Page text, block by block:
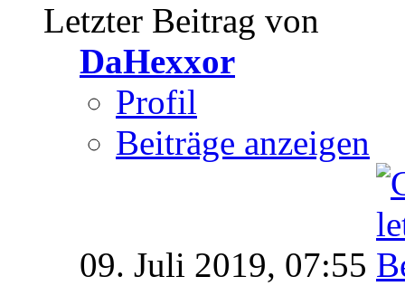
Letzter Beitrag von
DaHexxor
Profil
Beiträge anzeigen
09. Juli 2019, 07:55